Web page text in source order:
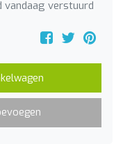
vandaag verstuurd